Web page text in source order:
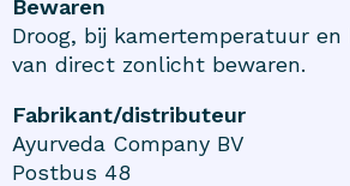
Bewaren
Droog, bij kamertemperatuur
van direct zonlicht bewaren.
Fabrikant/distributeur
Ayurveda Company BV
Postbus 48